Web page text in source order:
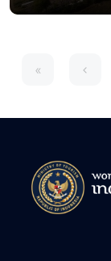
« ‹